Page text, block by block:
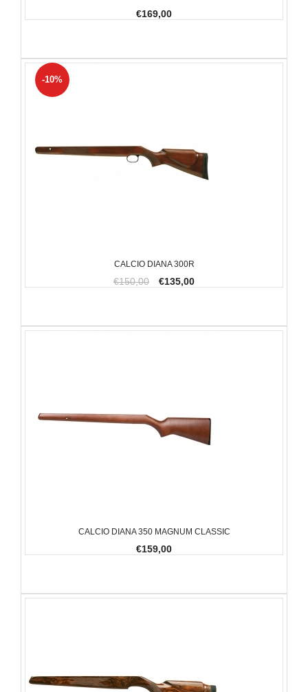
€169,00
CALCIO DIANA 300R
€150,00 €135,00
-10%
CALCIO DIANA 350 MAGNUM CLASSIC
€159,00